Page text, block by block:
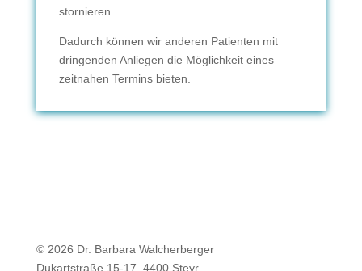
stornieren.
Dadurch können wir anderen Patienten mit
dringenden Anliegen die Möglichkeit eines
zeitnahen Termins bieten.
© 2026 Dr. Barbara Walcherberger
Dukartstraße 15-17, 4400 Steyr